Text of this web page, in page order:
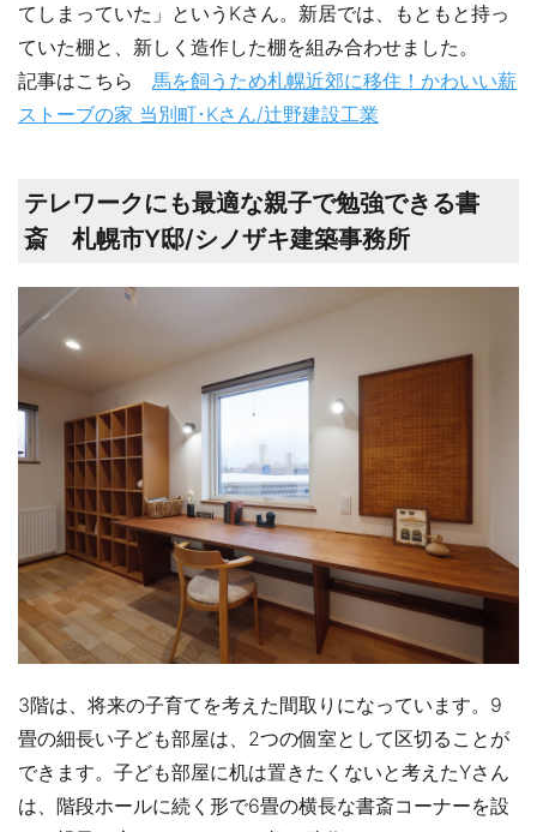
てしまっていた」というKさん。新居では、もともと持っ
ていた棚と、新しく造作した棚を組み合わせました。
記事はこちら 馬を飼うため札幌近郊に移住！かわいい薪
ストーブの家 当別町･Kさん/辻野建設工業
テレワークにも最適な親子で勉強できる書
斎 札幌市Y邸/シノザキ建築事務所
3階は、将来の子育てを考えた間取りになっています。9
畳の細長い子ども部屋は、2つの個室として区切ることが
できます。子ども部屋に机は置きたくないと考えたYさん
は、階段ホールに続く形で6畳の横長な書斎コーナーを設